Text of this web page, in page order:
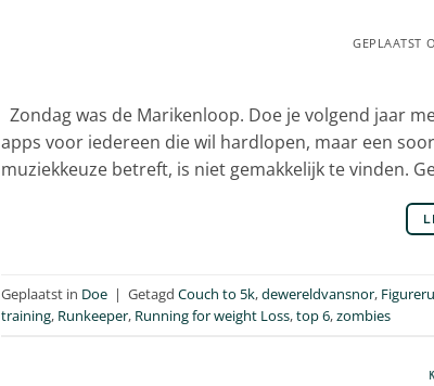
GEPLAATST
Zondag was de Marikenloop. Doe je volgend jaar
apps voor iedereen die wil hardlopen, maar een
muziekkeuze betreft, is niet gemakkelijk te vinden.
Geplaatst in Doe | Getagd Couch to 5k,dewereldvansnor,
training, Runkeeper, Running for weight Loss,top 6,zombies